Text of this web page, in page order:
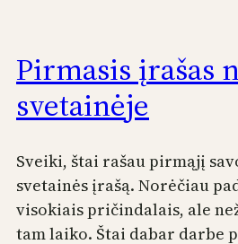
Pirmasis įrašas
svetainėje
Sveiki, štai rašau pirmąjį
svetainės įrašą. Norėčiau
visokiais pričindalais, ale
tam laiko. Štai dabar darbe